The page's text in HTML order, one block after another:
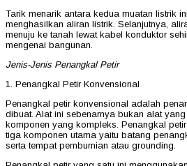
Tarik menarik antara kedua muatan listrik
menghasilkan aliran listrik. Selanjutnya,
menuju ke tanah lewat kabel konduktor
mengenai bangunan.
Jenis-Jenis Penangkal Petir
1. Penangkal Petir Konvensional
Penangkal petir konvensional adalah
dibuat. Alat ini sebenarnya bukan alat
komponen yang kompleks. Penangkal
tiga komponen utama yaitu batang
serta tempat pembumian atau grounding.